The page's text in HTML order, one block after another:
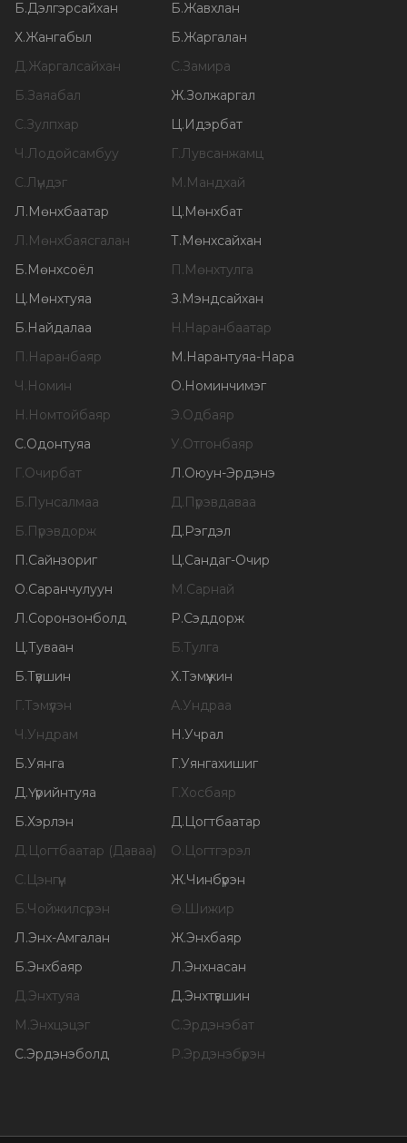
Б.Дэлгэрсайхан Б.Жавхлан
Х.Жангабыл Б.Жаргалан
Д.Жаргалсайхан С.Замира
Б.Заяабал Ж.Золжаргал
С.Зулпхар Ц.Идэрбат
Ч.Лодойсамбуу Г.Лувсанжамц
С.Лүндэг М.Мандхай
Л.Мөнхбаатар Ц.Мөнхбат
Л.Мөнхбаясгалан Т.Мөнхсайхан
Б.Мөнхсоёл П.Мөнхтулга
Ц.Мөнхтуяа З.Мэндсайхан
Б.Найдалаа Н.Наранбаатар
П.Наранбаяр М.Нарантуяа-Нара
Ч.Номин О.Номинчимэг
Н.Номтойбаяр Э.Одбаяр
С.Одонтуяа У.Отгонбаяр
Г.Очирбат Л.Оюун-Эрдэнэ
Б.Пунсалмаа Д.Пүрэвдаваа
Б.Пүрэвдорж Д.Рэгдэл
П.Сайнзориг Ц.Сандаг-Очир
О.Саранчулуун М.Сарнай
Л.Соронзонболд Р.Сэддорж
Ц.Туваан Б.Тулга
Б.Түвшин Х.Тэмүүжин
Г.Тэмүүлэн А.Ундраа
Ч.Ундрам Н.Учрал
Б.Уянга Г.Уянгахишиг
Д.Үүрийнтуяа Г.Хосбаяр
Б.Хэрлэн Д.Цогтбаатар
Д.Цогтбаатар (Даваа) О.Цогтгэрэл
С.Цэнгүүн Ж.Чинбүрэн
Б.Чойжилсүрэн Ө.Шижир
Л.Энх-Амгалан Ж.Энхбаяр
Б.Энхбаяр Л.Энхнасан
Д.Энхтуяа Д.Энхтүвшин
М.Энхцэцэг С.Эрдэнэбат
С.Эрдэнэболд Р.Эрдэнэбүрэн